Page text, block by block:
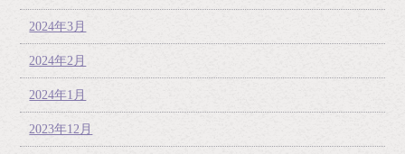
2024年3月
2024年2月
2024年1月
2023年12月